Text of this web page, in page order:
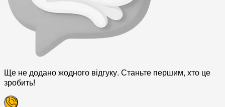
Ще не додано жодного відгуку. Станьте першим, хто це
зробить!